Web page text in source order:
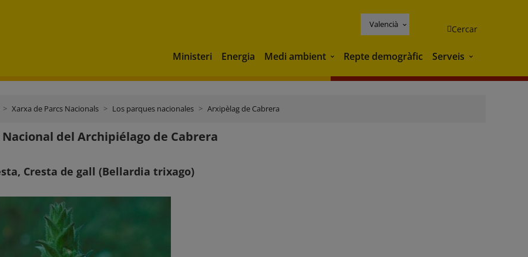
Valencià Cercar
Ministeri Energia Medi ambient Medi ambient
Repte demogràfic Serveis Serveis
Xarxa de Parcs Nacionals Los parques nacionales Arxipèlag de Cabrera
del Archipiélago de Cabrera
Cresta de gall (Bellardia trixago)